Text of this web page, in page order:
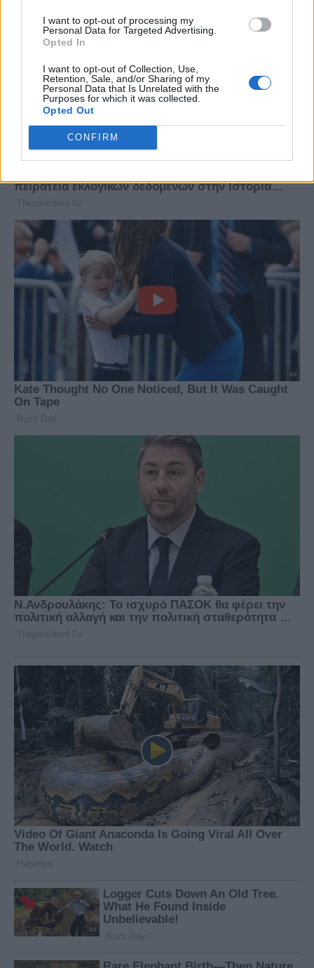
I want to opt-out of processing my
Personal Data for Targeted Advertising.
Opted In
I want to opt-out of Collection, Use,
Retention, Sale, and/or Sharing of my
Personal Data that Is Unrelated with the
Purposes for which it was collected.
Opted Out
CONFIRM